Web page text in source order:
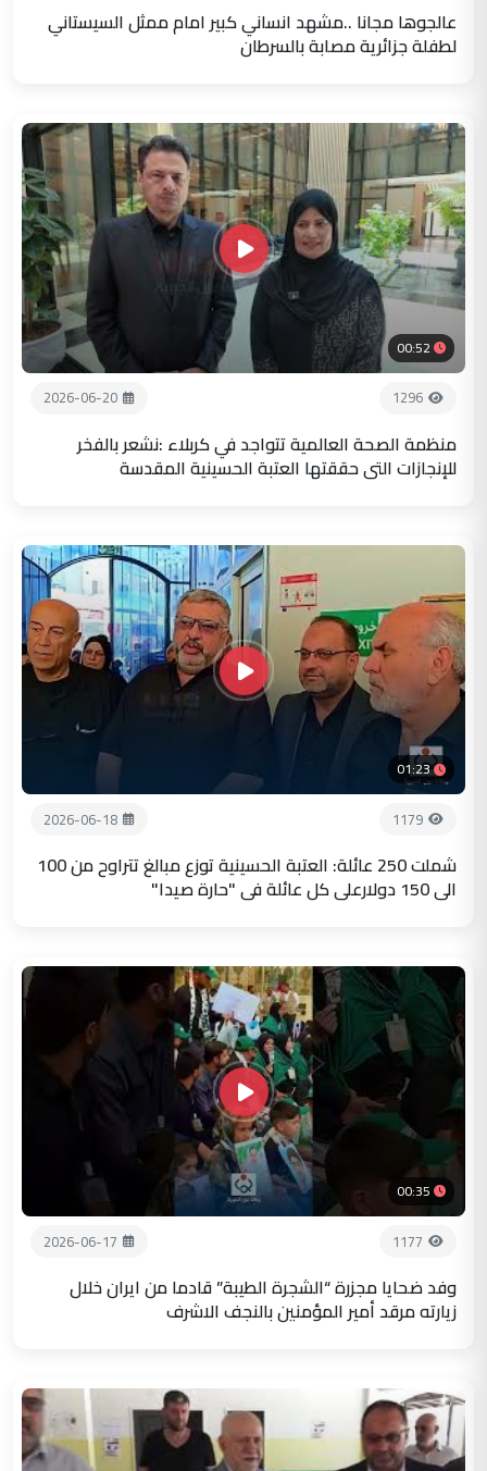
عالجوها مجانا ..مشهد انساني كبير امام ممثل السيستاني
لطفلة جزائرية مصابة بالسرطان
00:52
1296
2026-06-20
منظمة الصحة العالمية تتواجد في كربلاء :نشعر بالفخر
للإنجازات التي حققتها العتبة الحسينية المقدسة
01:23
1179
2026-06-18
شملت 250 عائلة: العتبة الحسينية توزع مبالغ تتراوح من 100
الى 150 دولارعلى كل عائلة في "حارة صيدا"
00:35
1177
2026-06-17
وفد ضحايا مجزرة “الشجرة الطيبة” قادما من ايران خلال
زيارته مرقد أمير المؤمنين بالنجف الاشرف